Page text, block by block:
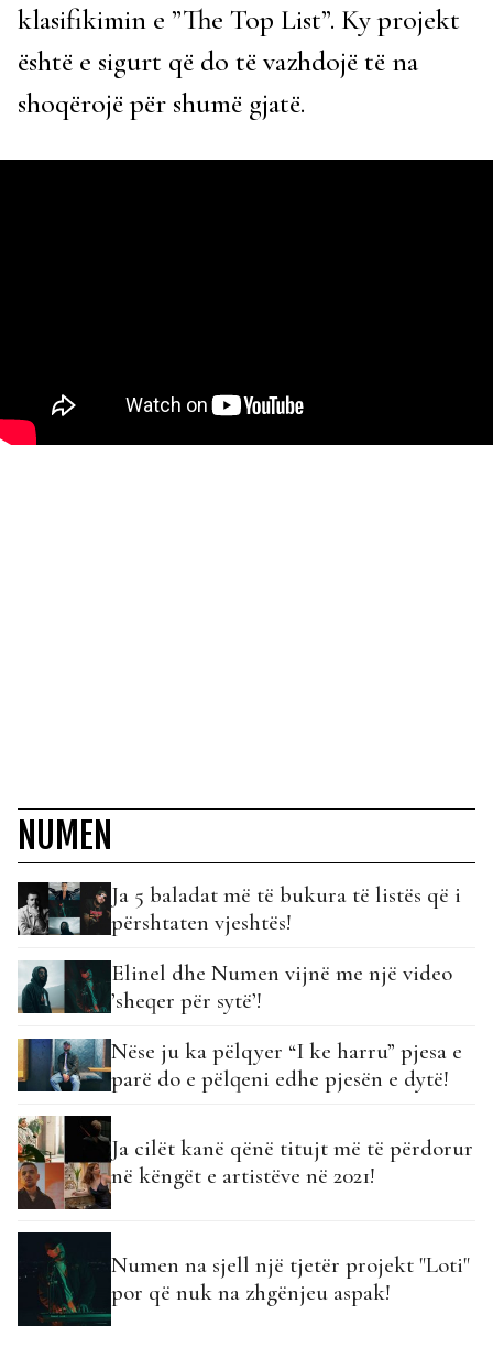
klasifikimin e ”The Top List”. Ky projekt
është e sigurt që do të vazhdojë të na
shoqërojë për shumë gjatë.
NUMEN
Ja 5 baladat më të bukura të listës që i
përshtaten vjeshtës!
Elinel dhe Numen vijnë me një video
’sheqer për sytë’!
Nëse ju ka pëlqyer “I ke harru” pjesa e
parë do e pëlqeni edhe pjesën e dytë!
Ja cilët kanë qënë titujt më të përdorur
në këngët e artistëve në 2021!
Numen na sjell një tjetër projekt "Loti"
por që nuk na zhgënjeu aspak!